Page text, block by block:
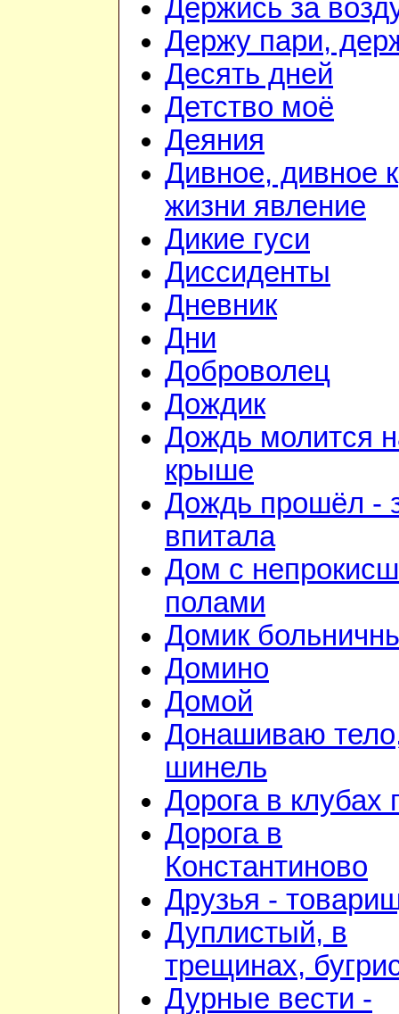
Держись за
Держу пари,
Десять дней
Детство моё
Деяния
Дивное, дивное к
жизни явление
Дикие гуси
Диссиденты
Дневник
Дни
Доброволец
Дождик
Дождь молится
крыше
Дождь прошёл -
впитала
Дом с
полами
Домик
Домино
Домой
Донашиваю
шинель
Дорога в клубах
Дорога в
Константиново
Друзья -
Дуплистый, в
трещинах,
Дурные вести -